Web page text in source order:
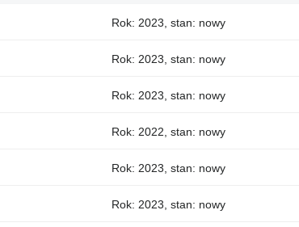
Rok: 2023, stan: nowy
Rok: 2023, stan: nowy
Rok: 2023, stan: nowy
Rok: 2022, stan: nowy
Rok: 2023, stan: nowy
Rok: 2023, stan: nowy